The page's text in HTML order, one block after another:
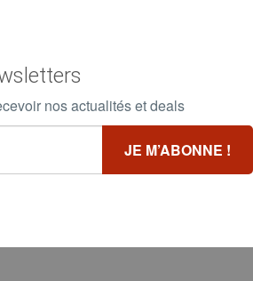
nos actualités et deals